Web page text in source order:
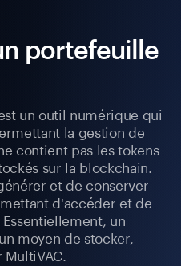
portefeuille
un outil numérique qui
la gestion de
contient pas les tokens
sur la blockchain.
et de conserver
d'accéder et de
un
moyen de stocker,